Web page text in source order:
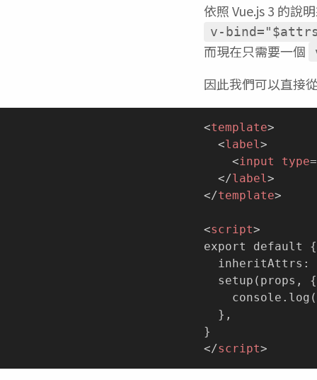
依照 Vue.js 3 的說
v-
而現在只需要一個
因此我們可以直接
<template>
<label>
<input type=
</label>
</template>
<script>
export default {
inheritAttrs:
setup(props,
  },
</script>